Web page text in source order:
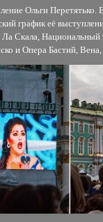
Ольги Перетятько.
график её
Ла Скала,
и Опера Бастий,